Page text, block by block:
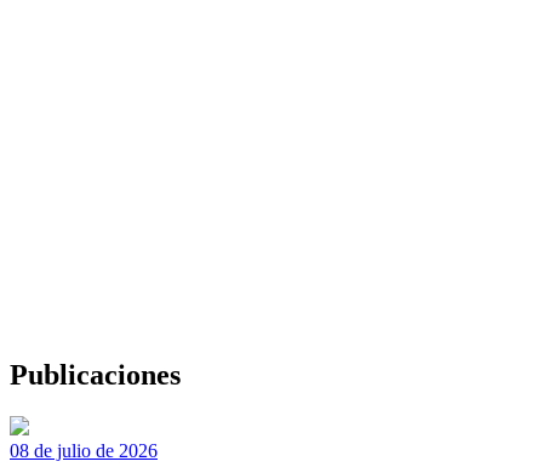
Publicaciones
08 de julio de 2026